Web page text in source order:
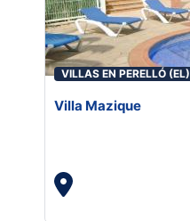
VILLAS EN PERELLÓ (EL)
Villa Mazique